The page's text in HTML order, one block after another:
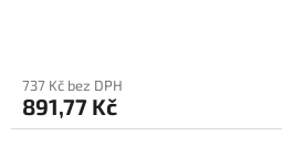
737 Kč bez DPH
891,77 Kč